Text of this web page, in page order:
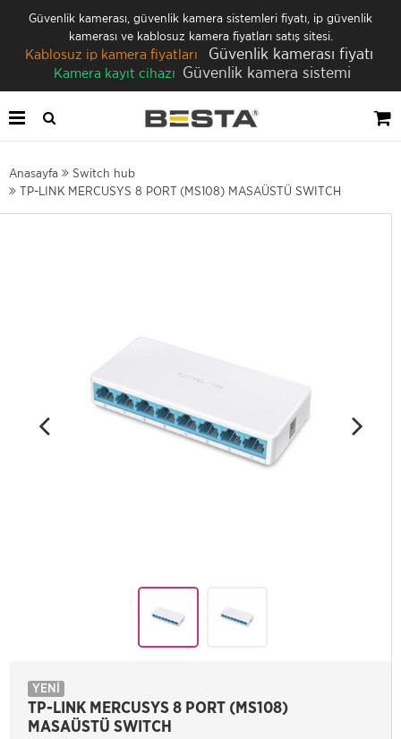
Güvenlik kamerası, güvenlik kamera sistemleri fiyatı, ip güvenlik
kamerası ve kablosuz kamera fiyatları satış sitesi.
Kablosuz ip kamera fiyatları Güvenlik kamerası fiyatı
Kamera kayıt cihazı Güvenlik kamera sistemi
Anasayfa
Switch hub
TP-LINK MERCUSYS 8 PORT (MS108) MASAÜSTÜ SWITCH
YENİ
TP-LINK MERCUSYS 8 PORT (MS108)
MASAÜSTÜ SWITCH